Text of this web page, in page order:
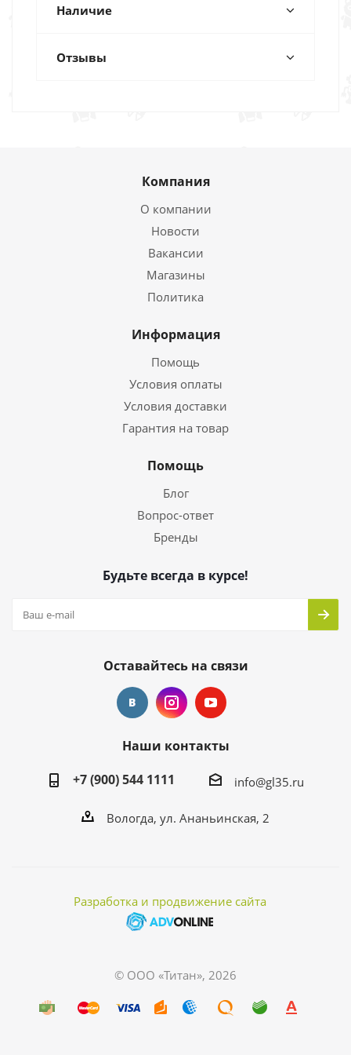
Наличие
Отзывы
Компания
О компании
Новости
Вакансии
Магазины
Политика
Информация
Помощь
Условия оплаты
Условия доставки
Гарантия на товар
Помощь
Блог
Вопрос-ответ
Бренды
Будьте всегда в курсе!
Оставайтесь на связи
Наши контакты
+7 (900) 544 1111
info@gl35.ru
Вологда, ул. Ананьинская, 2
Разработка и продвижение сайта
© ООО «Титан», 2026